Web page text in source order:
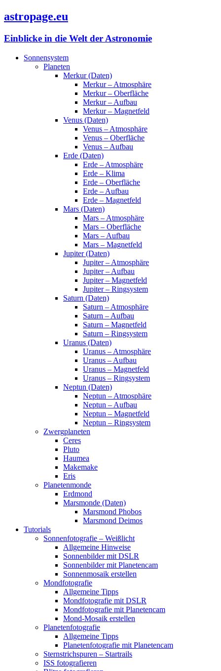
astropage.eu
Einblicke in die Welt der Astronomie
Sonnensystem
Planeten
Merkur (Daten)
Merkur – Atmosphäre
Merkur – Oberfläche
Merkur – Aufbau
Merkur – Magnetfeld
Venus (Daten)
Venus – Atmosphäre
Venus – Oberfläche
Venus – Aufbau
Erde (Daten)
Erde – Atmosphäre
Erde – Klima
Erde – Oberfläche
Erde – Aufbau
Erde – Magnetfeld
Mars (Daten)
Mars – Atmosphäre
Mars – Oberfläche
Mars – Aufbau
Mars – Magnetfeld
Jupiter (Daten)
Jupiter – Atmosphäre
Jupiter – Aufbau
Jupiter – Magnetfeld
Jupiter – Ringsystem
Saturn (Daten)
Saturn – Atmosphäre
Saturn – Aufbau
Saturn – Magnetfeld
Saturn – Ringsystem
Uranus (Daten)
Uranus – Atmosphäre
Uranus – Aufbau
Uranus – Magnetfeld
Uranus – Ringsystem
Neptun (Daten)
Neptun – Atmosphäre
Neptun – Aufbau
Neptun – Magnetfeld
Neptun – Ringsystem
Zwergplaneten
Ceres
Pluto
Haumea
Makemake
Eris
Planetenmonde
Erdmond
Marsmonde (Daten)
Marsmond Phobos
Marsmond Deimos
Tutorials
Sonnenfotografie – Weißlicht
Allgemeine Hinweise
Sonnenbilder mit DSLR
Sonnenbilder mit Planetencam
Sonnenmosaik erstellen
Mondfotografie
Allgemeine Tipps
Mondfotografie mit DSLR
Mondfotografie mit Planetencam
Mond-Mosaik erstellen
Planetenfotografie
Allgemeine Tipps
Planetenfotografie mit Planetencam
Sternstrichspuren – Startrails
ISS fotografieren